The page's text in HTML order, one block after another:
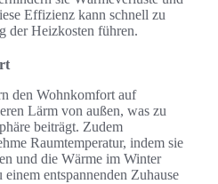
Effizienz kann schnell zu
der Heizkosten führen.
den Wohnkomfort auf
Lärm von außen, was zu
beiträgt. Zudem
Raumtemperatur, indem sie
und die Wärme im Winter
entspannenden Zuhause